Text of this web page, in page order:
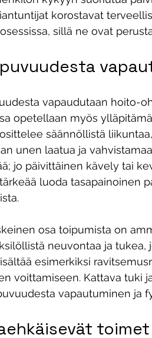
korostavat
sillä ne ovat
vapaudutaan hoito-
opetellaan myös
säännöllistä
unen laatua ja
jo päivittäinen kävely tai
luoda tasapainoinen
osa toipumista on
neuvontaa ja
esimerkiksi
voittamiseen. Kattava tuki
vapautuminen ja